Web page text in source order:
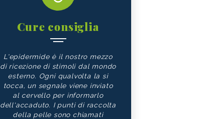
Cure consiglia
L'epidermide è il nostro mezzo
di ricezione di stimoli dal mondo
esterno. Ogni qualvolta la si
tocca, un segnale viene inviato
al cervello per informarlo
dell'accaduto. I punti di raccolta
della pelle sono chiamati